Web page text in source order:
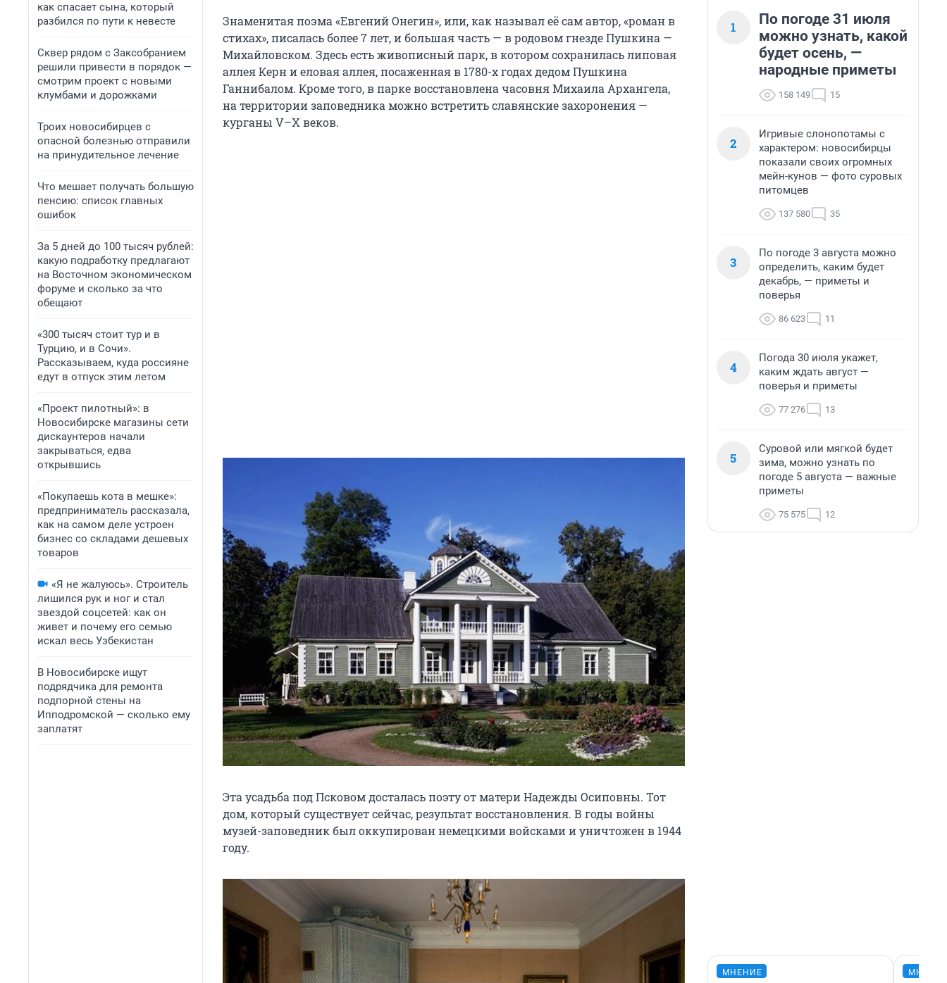
как спасает сына, который
разбился по пути к невесте
Сквер рядом с Заксобранием
решили привести в порядок —
смотрим проект с новыми
клумбами и дорожками
Троих новосибирцев с
опасной болезнью отправили
на принудительное лечение
Что мешает получать большую
пенсию: список главных
ошибок
За 5 дней до 100 тысяч рублей:
какую подработку предлагают
на Восточном экономическом
форуме и сколько за что
обещают
«300 тысяч стоит тур и в
Турцию, и в Сочи».
Рассказываем, куда россияне
едут в отпуск этим летом
«Проект пилотный»: в
Новосибирске магазины сети
дискаунтеров начали
закрываться, едва
открывшись
«Покупаешь кота в мешке»:
предприниматель рассказала,
как на самом деле устроен
бизнес со складами дешевых
товаров
«Я не жалуюсь». Строитель
лишился рук и ног и стал
звездой соцсетей: как он
живет и почему его семью
искал весь Узбекистан
В Новосибирске ищут
подрядчика для ремонта
подпорной стены на
Ипподромской — сколько ему
заплатят
Знаменитая поэма «Евгений Онегин», или, как называл её сам автор, «роман в
стихах», писалась более 7 лет, и большая часть — в родовом гнезде Пушкина —
Михайловском. Здесь есть живописный парк, в котором сохранилась липовая
аллея Керн и еловая аллея, посаженная в 1780-х годах дедом Пушкина
Ганнибалом. Кроме того, в парке восстановлена часовня Михаила Архангела,
на территории заповедника можно встретить славянские захоронения —
курганы V–X веков.
Эта усадьба под Псковом досталась поэту от матери Надежды Осиповны. Тот
дом, который существует сейчас, результат восстановления. В годы войны
музей-заповедник был оккупирован немецкими войсками и уничтожен в 1944
году.
1
По погоде 31 июля
можно узнать, какой
будет осень, —
народные приметы
158 149 15
2
Игривые слонопотамы с
характером: новосибирцы
показали своих огромных
мейн-кунов — фото суровых
питомцев
137 580 35
3
По погоде 3 августа можно
определить, каким будет
декабрь, — приметы и
поверья
86 623 11
4
Погода 30 июля укажет,
каким ждать август —
поверья и приметы
77 276 13
5
Суровой или мягкой будет
зима, можно узнать по
погоде 5 августа — важные
приметы
75 575 12
МНЕНИЕ